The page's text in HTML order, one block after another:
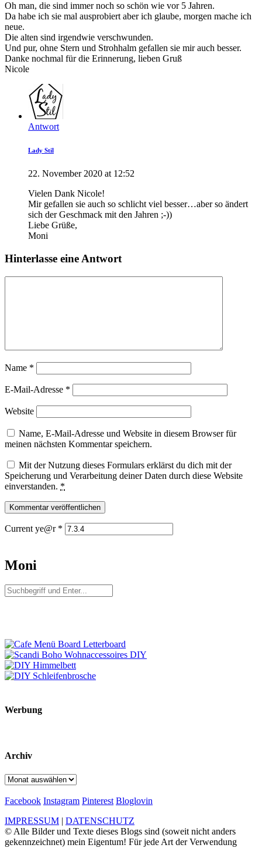
Oh man, die sind immer noch so schön wie vor 5 Jahren.
Da habe ich sie mal ausprobiert aber ich glaube, morgen mache ich
neue.
Die alten sind irgendwie verschwunden.
Und pur, ohne Stern und Strohhalm gefallen sie mir auch besser.
Danke nochmal für die Erinnerung, lieben Gruß
Nicole
Antwort
Lady Stil
22. November 2020 at 12:52
Vielen Dank Nicole!
Mir gefallen sie auch so schlicht viel besser…aber so ändert
sich der Geschmack mit den Jahren ;-))
Liebe Grüße,
Moni
Hinterlasse eine Antwort
Name *
E-Mail-Adresse *
Website
Name, E-Mail-Adresse und Website in diesem Browser für
meinen nächsten Kommentar speichern.
Mit der Nutzung dieses Formulars erklärst du dich mit der
Speicherung und Verarbeitung deiner Daten durch diese Website
einverstanden. *
Current ye@r *
Moni
Werbung
Archiv
Archiv
Facebook Instagram Pinterest Bloglovin
IMPRESSUM | DATENSCHUTZ
© Alle Bilder und Texte dieses Blogs sind (soweit nicht anders
gekennzeichnet) mein Eigentum! Für jede Art der Verwendung